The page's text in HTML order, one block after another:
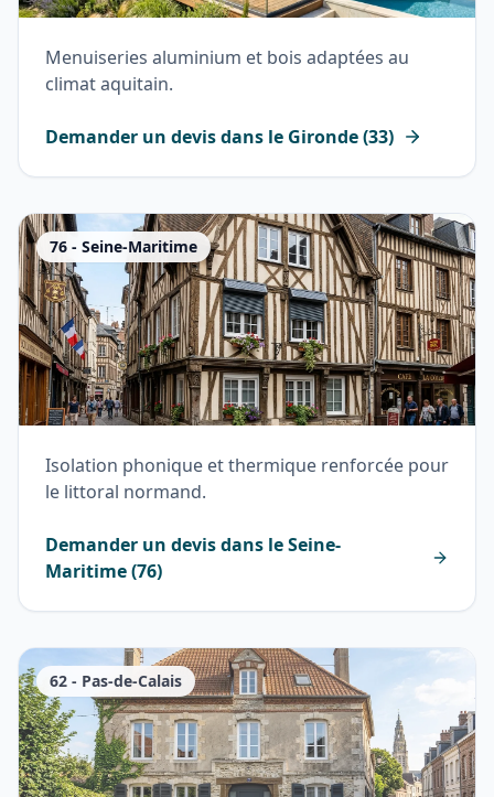
Menuiseries aluminium et bois adaptées au
climat aquitain.
Demander un devis dans le Gironde(33)
76 - Seine-Maritime
Isolation phonique et thermique renforcée pour
le littoral normand.
Demander un devis dans leSeine-
Maritime(76)
62 - Pas-de-Calais